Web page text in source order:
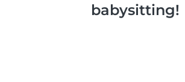
babysitting!